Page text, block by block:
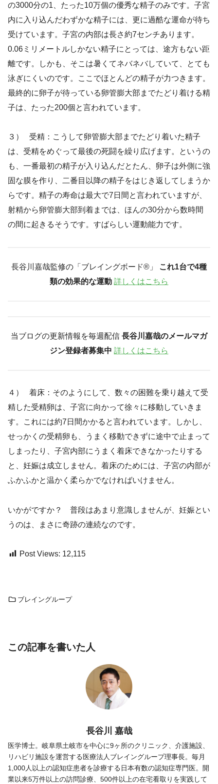
の3000分の1、たった10万個の優秀な精子のみです。子宮
内に入り込んだわずかな精子には、更に過酷な運命が待ち
受けています。子宮の内部は長さ約7センチあります。
0.06ミリメートルしかない精子にとっては、途方もない距
離です。しかも、そこは暑くてネバネバしていて、とても
泳ぎにくいのです。ここでほとんどの精子が力つきます。
最終的に卵子が待っている卵管膨大部までたどり着ける精
子は、たった200個と言われています。
３） 受精：こうして卵管膨大部までたどり着いた精子
は、受精をめぐって最後の死闘を繰り広げます。というの
も、一番最初の精子が入り込んだとたん、卵子は外側に強
固な膜を作り、二番目以降の精子をはじき返してしまうか
らです。精子の寿命は最大で7日間と言われていますが、
射精から卵管膨大部到着までは、ほんの30分から数時間
の間に起きるそうです。すばらしい運動能力です。
長谷川嘉哉監修の「ブレイングボード®︎」
これ1台で4種
類の効果的な運動 詳しくはこちら
当ブログの更新情報を毎週配信 長谷川嘉哉のメールマガ
ジン登録者募集中 詳しくはこちら
４） 着床：そのようにして、数々の困難を乗り越えて受
精した受精卵は、子宮に向かって徐々に移動していきま
す。これには約7日間かかると言われています。しかし、
せっかくの受精卵も、うまく移動できずに途中で止まって
しまったり、子宮内部にうまく着床できなかったりする
と、妊娠は成立しません。着床のためには、子宮の内部が
ふかふかと温かく柔らかでなければいけません。
いかがですか？ 普段はあまり意識しませんが、妊娠とい
うのは、まさに奇跡の連続なのです。
Post Views: 12,115
ブレイングループ
この記事を書いた人
長谷川 嘉哉
医学博士。岐阜県土岐市を中心に9ヶ所のクリニック、介護施設、
リハビリ施設を運営する医療法人ブレイングループ理事長。毎月
1,000人以上の認知症患者を診療する日本有数の認知症専門医。開
業以来5万件以上の訪問診療、500件以上の在宅看取りを実践して